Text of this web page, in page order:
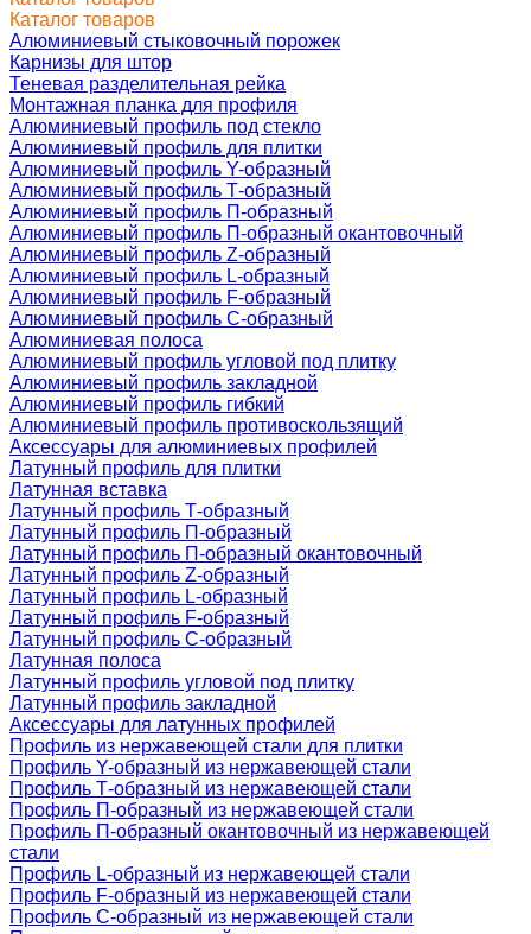
Каталог товаров
Алюминиевый стыковочный порожек
Карнизы для штор
Теневая разделительная рейка
Монтажная планка для профиля
Алюминиевый профиль под стекло
Алюминиевый профиль для плитки
Алюминиевый профиль Y-образный
Алюминиевый профиль Т-образный
Алюминиевый профиль П-образный
Алюминиевый профиль П-образный окантовочный
Алюминиевый профиль Z-образный
Алюминиевый профиль L-образный
Алюминиевый профиль F-образный
Алюминиевый профиль C-образный
Алюминиевая полоса
Алюминиевый профиль угловой под плитку
Алюминиевый профиль закладной
Алюминиевый профиль гибкий
Алюминиевый профиль противоскользящий
Аксессуары для алюминиевых профилей
Латунный профиль для плитки
Латунная вставка
Латунный профиль Т-образный
Латунный профиль П-образный
Латунный профиль П-образный окантовочный
Латунный профиль Z-образный
Латунный профиль L-образный
Латунный профиль F-образный
Латунный профиль C-образный
Латунная полоса
Латунный профиль угловой под плитку
Латунный профиль закладной
Аксессуары для латунных профилей
Профиль из нержавеющей стали для плитки
Профиль Y-образный из нержавеющей стали
Профиль Т-образный из нержавеющей стали
Профиль П-образный из нержавеющей стали
Профиль П-образный окантовочный из нержавеющей
стали
Профиль L-образный из нержавеющей стали
Профиль F-образный из нержавеющей стали
Профиль C-образный из нержавеющей стали